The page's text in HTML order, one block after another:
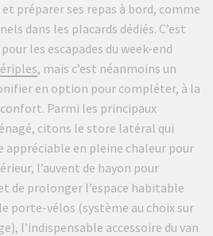
préparer ses repas à bord, comme
dans les placards dédiés. C’est
les escapades du week-end
, mais c’est néanmoins un
en option pour compléter, à la
Parmi les principaux
citons le store latéral qui
appréciable en pleine chaleur pour
l’auvent de hayon pour
de prolonger l’espace habitable
porte-vélos (système au choix sur
l’indispensable accessoire du van